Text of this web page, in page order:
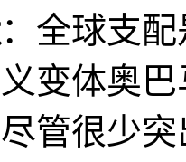
：全球支
变体奥
管很少